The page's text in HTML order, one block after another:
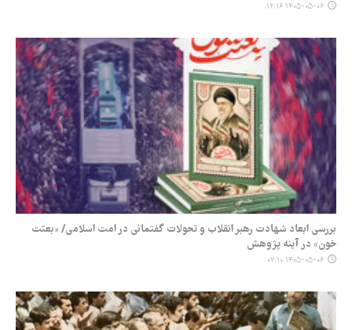
۱۴۰۵-۰۵-۰۶ ۱۲:۱۶
بررسی ابعاد شهادت رهبر انقلاب و تحولات گفتمانی در امت اسلامی/ «بعثت
خون» در آینه پژوهش
۱۴۰۵-۰۵-۰۶ ۰۷:۱۰